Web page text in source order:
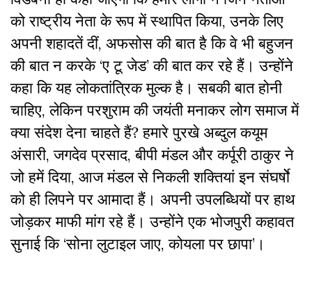
को राष्ट्रीय नेता के रूप में स्थापित किया, उनके लिए
अपनी शहादतें दीं, अफसोस की बात है कि वे भी बहुजन
की बात न करके ‘ए टू जेड’ की बात कर रहे हैं। उन्होंने
कहा कि यह लोकतांत्रिक मुल्क है। सबकी बात होनी
चाहिए, लेकिन परशुराम की जयंती मनाकर लोग समाज में
क्या संदेश देना चाहते हैं? हमारे पुरखे अब्दुल कयूम
अंसारी, जगदेव प्रसाद, बीपी मंडल और कर्पूरी ठाकुर ने
जो हमें दिया, आज मंडल से निकली शक्तियां इन संघर्षोे
को ही लिपने पर आमादा हैं। अपनी उपलब्धियों पर हाथ
जोड़कर माफी मांग रहे हैं। उन्होंने एक भोजपुरी कहावत
सुनाई कि ‘सोना लुटाइल जाए, कोयला पर छापा’।